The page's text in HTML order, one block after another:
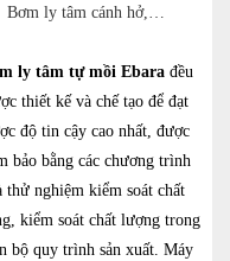
Bơm ly tâm cánh hở,…
ly tâm tự mồi Ebarađều
thiết kế và chế tạo để đạt
độ tin cậy cao nhất, được
bảo bằng các chương trình
thử nghiệm kiểm soát chất
kiểm soát chất lượng trong
bộ quy trình sản xuất. Máy